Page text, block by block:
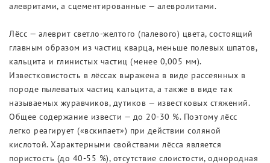
алевритами, а сцементированные — алевролитами.
Лёсс — алеврит светло-желтого (палевого) цвета, состоящий
главным образом из частиц кварца, меньше полевых шпатов,
кальцита и глинистых частиц (менее 0,005 мм).
Известковистость в лёссах выражена в виде рассеянных в
породе пылеватых частиц кальцита, а также в виде так
называемых журавчиков, дутиков — известковых стяжений.
Общее содержание извести — до 20-30 %. Поэтому лёсс
легко реагирует («вскипает») при действии соляной
кислотой. Характерными свойствами лёсса является
пористость (до 40-55 %), отсутствие слоистости, однородная